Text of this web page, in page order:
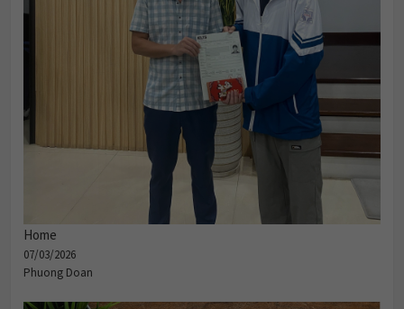
Home
07/03/2026
Phuong Doan